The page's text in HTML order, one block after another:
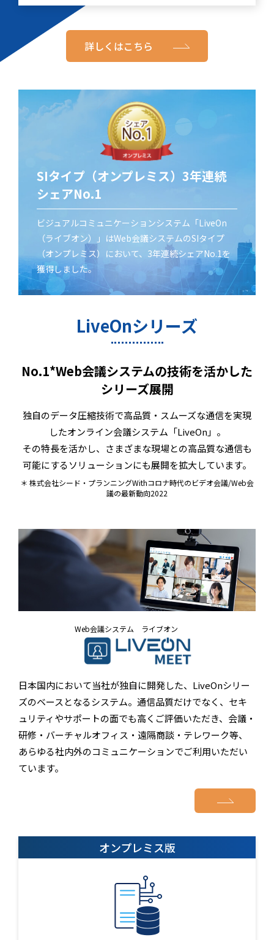
詳しくはこちら
SIタイプ（オンプレミス）3年連続
シェアNo.1
ビジュアルコミュニケーションシステム「LiveOn
（ライブオン）」はWeb会議システムのSIタイプ
（オンプレミス）において、3年連続シェアNo.1を
獲得しました。
LiveOnシリーズ
No.1*Web会議システムの技術を活かした
シリーズ展開
独自のデータ圧縮技術で高品質・スムーズな通信を実現
したオンライン会議システム「LiveOn」。
その特長を活かし、さまざまな現場との高品質な通信も
可能にするソリューションにも展開を拡大しています。
＊ 株式会社シード・プランニングWithコロナ時代のビデオ会議/Web会
議の最新動向2022
Web会議システム ライブオン
日本国内において当社が独自に開発した、LiveOnシリー
ズのベースとなるシステム。通信品質だけでなく、セキ
ュリティやサポートの面でも高くご評価いただき、会議・
研修・バーチャルオフィス・遠隔商談・テレワーク等、
あらゆる社内外のコミュニケーションでご利用いただい
ています。
オンプレミス版